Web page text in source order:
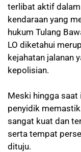
terlibat aktif
kendaraan yang
hukum Tulang
LO diketahui
kejahatan jalanan
kepolisian.
Meski hingga
penyidik
sangat kuat dan
serta tempat
dituju.